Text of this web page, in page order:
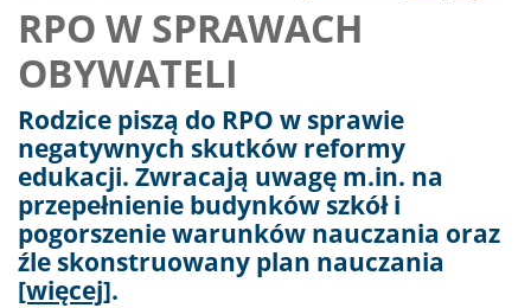
RPO W SPRAWACH
OBYWATELI
Rodzice piszą do RPO w sprawie
negatywnych skutków reformy
edukacji. Zwracają uwagę m.in. na
przepełnienie budynków szkół i
pogorszenie warunków nauczania oraz
źle skonstruowany plan nauczania
[więcej].